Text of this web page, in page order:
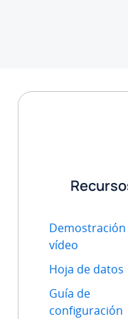
Demostración
vídeo
Hoja de datos
Guía de
configuración